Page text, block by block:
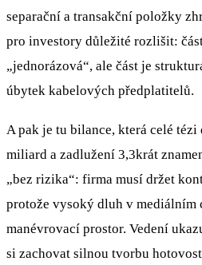
separační a transakční položky
pro investory důležité rozlišit:
„jednorázová“, ale část je
úbytek kabelových předplatitelů.
A pak je tu bilance, která celé
miliard a zadlužení 3,3krát
„bez rizika“: firma musí držet
protože vysoký dluh v mediálním
manévrovací prostor. Vedení
si zachovat silnou tvorbu